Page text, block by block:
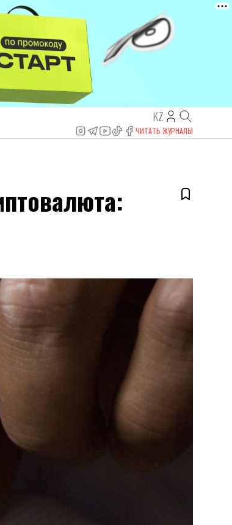
KZ
ЧИТАТЬ ЖУРНАЛЫ